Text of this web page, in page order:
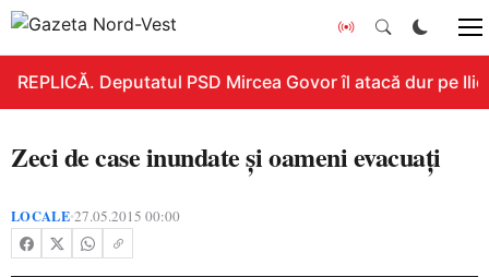
REPLICĂ. Deputatul PSD Mircea Govor îl atacă dur pe
Zeci de case inundate şi oameni evacuaţi
LOCALE•27.05.2015 00:00